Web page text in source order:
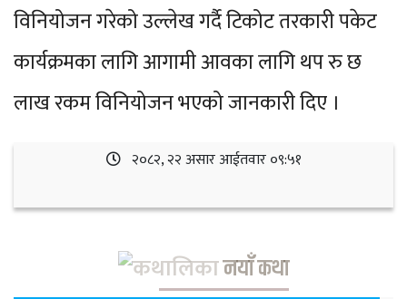
विनियोजन गरेको उल्लेख गर्दै टिकोट तरकारी पकेट
कार्यक्रमका लागि आगामी आवका लागि थप रु छ
लाख रकम विनियोजन भएको जानकारी दिए ।
२०८२, २२ असार आईतवार ०९:५१
नयाँ कथा